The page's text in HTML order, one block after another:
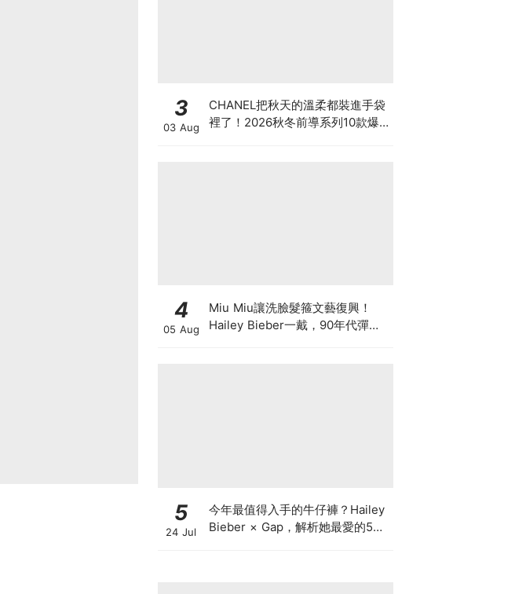
3
03 Aug
CHANEL把秋天的溫柔都裝進手袋
裡了！2026秋冬前導系列10款爆
4
05 Aug
Miu Miu讓洗臉髮箍文藝復興！
Hailey Bieber一戴，90年代彈簧
5
24 Jul
今年最值得入手的牛仔褲？Hailey
Bieber × Gap，解析她最愛的5種